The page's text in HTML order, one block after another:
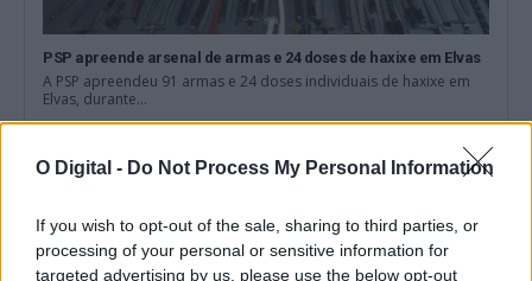
O Digital - Do Not Process My Personal Information
If you wish to opt-out of the sale, sharing to third parties, or
processing of your personal or sensitive information for
targeted advertising by us, please use the below opt-out
PSP apreende arsenal de armas e 24 doses de haxixe em Elvas
A PSP apreendeu 91 armas e 24 doses individuais de haxixe em
Elvas, durante...
6 Agosto, 2026 - 11:13